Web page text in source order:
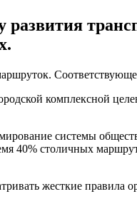
развития
комплексной
системы
40% столичных
жесткие правила